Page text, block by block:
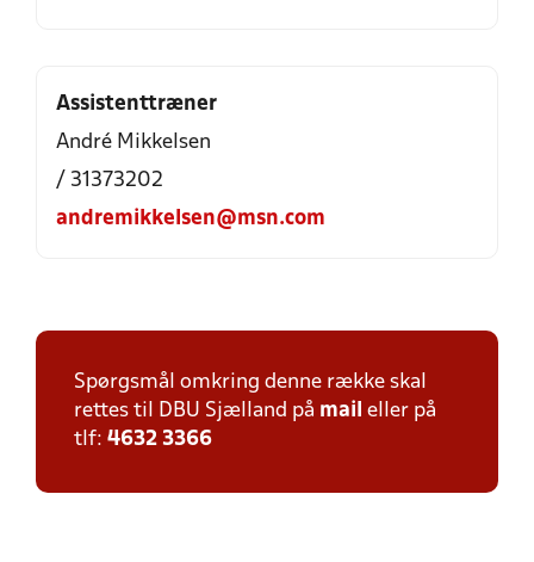
Assistenttræner
André Mikkelsen
/ 31373202
andremikkelsen@msn.com
Spørgsmål omkring denne række skal
rettes til DBU Sjælland på mail eller på
tlf: 4632 3366